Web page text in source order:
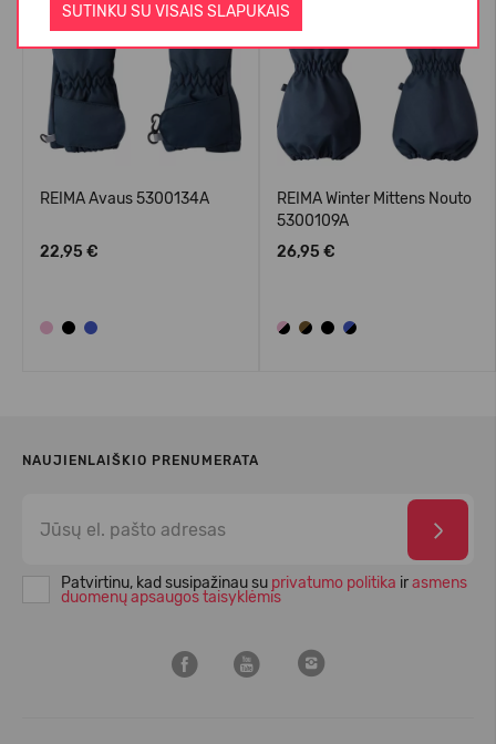
SUTINKU SU VISAIS SLAPUKAIS
REIMA Avaus 5300134A
22,95 €
REIMA Winter Mittens Nouto
5300109A
26,95 €
NAUJIENLAIŠKIO PRENUMERATA
Patvirtinu, kad susipažinau su privatumo politika irasmens
duomenų apsaugos taisyklėmis